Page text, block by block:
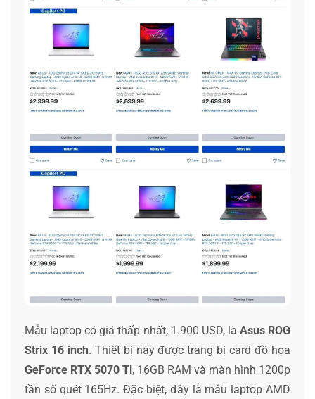
Mẫu laptop có giá thấp nhất, 1.900 USD, là Asus ROG
Strix 16 inch. Thiết bị này được trang bị card đồ họa
GeForce RTX 5070 Ti, 16GB RAM và màn hình 1200p
tần số quét 165Hz. Đặc biệt, đây là mẫu laptop AMD